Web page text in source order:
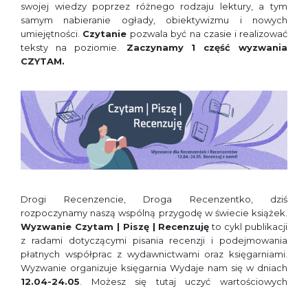
swojej wiedzy poprzez różnego rodzaju lektury, a tym
samym nabieranie ogłady, obiektywizmu i nowych
umiejętności. Czytanie pozwala być na czasie i realizować
teksty na poziomie. Zaczynamy 1 część wyzwania
CZYTAM.
Drogi Recenzencie, Droga Recenzentko, dziś
rozpoczynamy naszą wspólną przygodę w świecie książek.
Wyzwanie Czytam | Piszę | Recenzujęto cykl publikacji
z radami dotyczącymi pisania recenzji i podejmowania
płatnych współprac z wydawnictwami oraz księgarniami.
Wyzwanie organizuje księgarnia Wydaje nam się w dniach
12.04-24.05. Możesz się tutaj uczyć wartościowych